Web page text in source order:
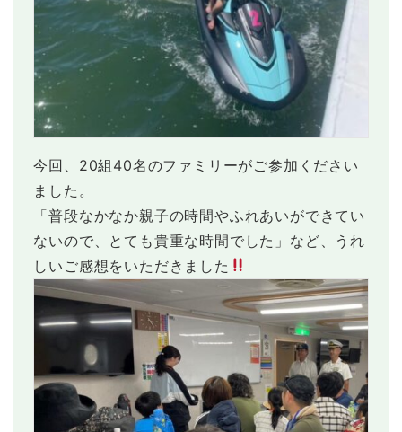
今回、20組40名のファミリーがご参加ください
ました。
「普段なかなか親子の時間やふれあいができてい
ないので、とても貴重な時間でした」など、うれ
しいご感想をいただきました